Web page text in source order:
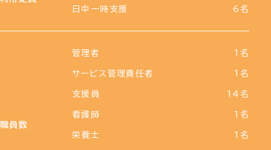
日中一時支援 6名
職員数
管理者 1名
サービス管理責任者 1名
支援員 14名
看護師 1名
栄養士 1名